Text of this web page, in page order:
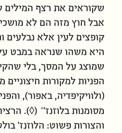
שקוראים את רצף המילים
אבל חוץ מזה הם לא
קופצים לעין אלא נבלעים
היא משהו שנראה במבט
שמוצג על המסך, בלי
הפניות למקורות חיצוניים
(ולוויקיפדיה, באפור),
מסומנות בלוזנז׳ (
◊
).
והצורות פשוט: הלוזנז׳